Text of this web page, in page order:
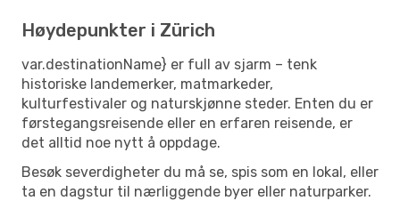
Høydepunkter i Zürich
var.destinationName} er full av sjarm – tenk
historiske landemerker, matmarkeder,
kulturfestivaler og naturskjønne steder. Enten du er
førstegangsreisende eller en erfaren reisende, er
det alltid noe nytt å oppdage.
Besøk severdigheter du må se, spis som en lokal, eller
ta en dagstur til nærliggende byer eller naturparker.